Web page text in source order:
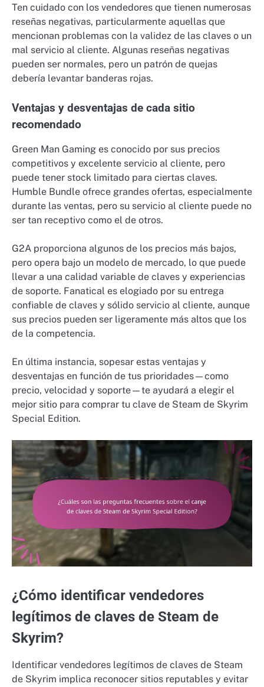
Ten cuidado con los vendedores que tienen numerosas
reseñas negativas, particularmente aquellas que
mencionan problemas con la validez de las claves o un
mal servicio al cliente. Algunas reseñas negativas
pueden ser normales, pero un patrón de quejas
debería levantar banderas rojas.
Ventajas y desventajas de cada sitio
recomendado
Green Man Gaming es conocido por sus precios
competitivos y excelente servicio al cliente, pero
puede tener stock limitado para ciertas claves.
Humble Bundle ofrece grandes ofertas, especialmente
durante las ventas, pero su servicio al cliente puede no
ser tan receptivo como el de otros.
G2A proporciona algunos de los precios más bajos,
pero opera bajo un modelo de mercado, lo que puede
llevar a una calidad variable de claves y experiencias
de soporte. Fanatical es elogiado por su entrega
confiable de claves y sólido servicio al cliente, aunque
sus precios pueden ser ligeramente más altos que los
de la competencia.
En última instancia, sopesar estas ventajas y
desventajas en función de tus prioridades—como
precio, velocidad y soporte—te ayudará a elegir el
mejor sitio para comprar tu clave de Steam de Skyrim
Special Edition.
¿Cómo identificar vendedores
legítimos de claves de Steam de
Skyrim?
Identificar vendedores legítimos de claves de Steam
de Skyrim implica reconocer sitios reputables y evitar